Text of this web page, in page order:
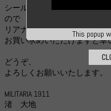
シールズ、SOG、LRRPでも
ので
リアナクトの装備品、戦闘
お買い求めいただけますと幸
どうぞ、
よろしくお願いいたします。
MILITARIA 1911
渚 大地
This popup